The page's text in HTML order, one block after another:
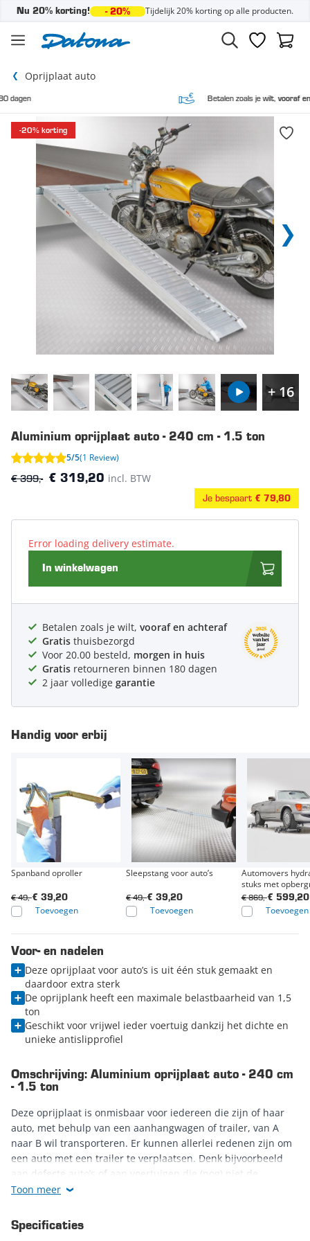
Nu 20% korting! - 20% Tijdelijk 20% korting op alle producten.
Verlanglijst
Oprijplaat auto
Betalen zoals je wilt, vooraf en achteraf
-20% korting
+ 16
Aluminium oprijplaat auto - 240 cm - 1.5 ton
5/5(1 Review)
€ 399,- € 319,20 incl. BTW
Je bespaart € 79,80
Error loading delivery estimate.
In winkelwagen
Betalen zoals je wilt, vooraf en achteraf
Gratis thuisbezorgd
Voor 20.00 besteld, morgen in huis
Gratis retourneren binnen 180 dagen
2 jaar volledige garantie
Handig voor erbij
Spanband oproller
€ 39,20
€ 49,-
Toevoegen
Sleepstang voor auto’s
€ 39,20
€ 49,-
Toevoegen
Automovers
stuks met
€ 599,20
€ 869,-
Toevoegen
Voor- en nadelen
Deze oprijplaat voor auto’s is uit één stuk gemaakt en
daardoor extra sterk
De oprijplank heeft een maximale belastbaarheid van 1,5
ton
Geschikt voor vrijwel ieder voertuig dankzij het dichte en
unieke antislipprofiel
Omschrijving: Aluminium oprijplaat auto - 240 cm
- 1.5 ton
Deze oprijplaat is onmisbaar voor iedereen die zijn of haar
auto, met behulp van een aanhangwagen of trailer, van A
naar B wil transporteren. Er kunnen allerlei redenen zijn om
een auto met een trailer te verplaatsen. Denk bijvoorbeeld
aan defecte auto’s of aan voertuigen die (nog) niet de
openbare weg op mogen. Met deze robuuste oprijplaat is het
Dankzij de
Toon meer
Specificaties